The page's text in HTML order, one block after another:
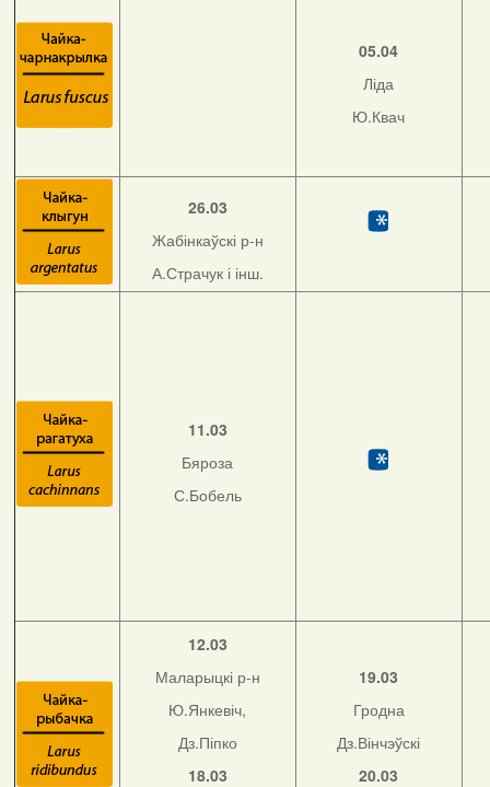
05.04
Ліда
Ю.Квач
26.03
Жабінкаўскі р-н
А.Страчук і інш.
11.03
Бяроза
С.Бобель
12.03
Маларыцкі р-н
Ю.Янкевіч,
Дз.Піпко
18.03
19.03
Гродна
Дз.Вінчэўскі
20.03